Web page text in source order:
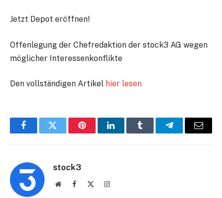
Jetzt Depot eröffnen!
Offenlegung der Chefredaktion der stock3 AG wegen
möglicher Interessenkonflikte
Den vollständigen Artikel hier lesen
FacebookTwitter PinterestLinkedInTumblr TelegramE-
stock3
WebsiteFacebook Instagram